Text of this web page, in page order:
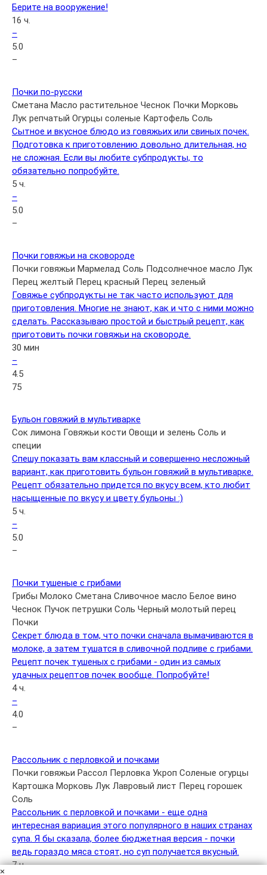
Берите на вооружение!
16 ч.
–
5.0
–
Почки по-русски
Сметана Масло растительное Чеснок Почки Морковь
Лук репчатый Огурцы соленые Картофель Соль
Сытное и вкусное блюдо из говяжьих или свиных почек.
Подготовка к приготовлению довольно длительная, но
не сложная. Если вы любите субпродукты, то
обязательно попробуйте.
5 ч.
–
5.0
–
Почки говяжьи на сковороде
Почки говяжьи Мармелад Соль Подсолнечное масло Лук
Перец желтый Перец красный Перец зеленый
Говяжье субпродукты не так часто используют для
приготовления. Многие не знают, как и что с ними можно
сделать. Рассказываю простой и быстрый рецепт, как
приготовить почки говяжьи на сковороде.
30 мин
–
4.5
75
Бульон говяжий в мультиварке
Сок лимона Говяжьи кости Овощи и зелень Соль и
специи
Спешу показать вам классный и совершенно несложный
вариант, как приготовить бульон говяжий в мультиварке.
Рецепт обязательно придется по вкусу всем, кто любит
насыщенные по вкусу и цвету бульоны :)
5 ч.
–
5.0
–
Почки тушеные с грибами
Грибы Молоко Сметана Сливочное масло Белое вино
Чеснок Пучок петрушки Соль Черный молотый перец
Почки
Секрет блюда в том, что почки сначала вымачиваются в
молоке, а затем тушатся в сливочной подливе с грибами.
Рецепт почек тушеных с грибами - один из самых
удачных рецептов почек вообще. Попробуйте!
4 ч.
–
4.0
–
Рассольник с перловкой и почками
Почки говяжьи Рассол Перловка Укроп Соленые огурцы
Картошка Морковь Лук Лавровый лист Перец горошек
Соль
Рассольник с перловкой и почками - еще одна
интересная вариация этого популярного в наших странах
супа. Я бы сказала, более бюджетная версия - почки
ведь гораздо мяса стоят, но суп получается вкусный.
7 ч.
×